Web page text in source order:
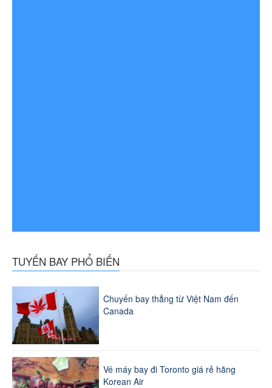
TUYẾN BAY PHỔ BIẾN
Chuyến bay thẳng từ Việt Nam đến
Canada
Vé máy bay đi Toronto giá rẻ hãng
Korean Air